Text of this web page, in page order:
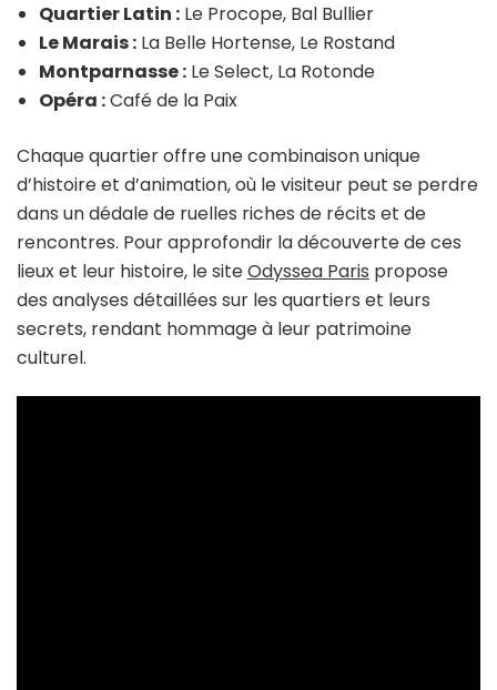
Quartier Latin : Le Procope, Bal Bullier
Le Marais : La Belle Hortense, Le Rostand
Montparnasse : Le Select, La Rotonde
Opéra :Café de la Paix
Chaque quartier offre une combinaison unique
d’histoire et d’animation, où le visiteur peut se perdre
dans un dédale de ruelles riches de récits et de
rencontres. Pour approfondir la découverte de ces
lieux et leur histoire, le siteOdyssea Paris propose
des analyses détaillées sur les quartiers et leurs
secrets, rendant hommage à leur patrimoine
culturel.